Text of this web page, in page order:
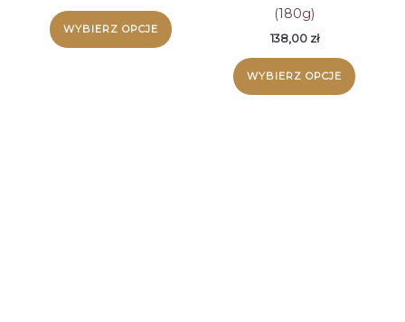
WYBIERZ OPCJE
(180g)
138,00 zł
WYBIERZ OPCJE